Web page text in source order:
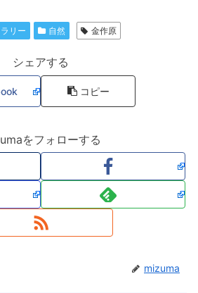
リー 自然 金作原
シェアする
コピー
をフォローする
mizuma